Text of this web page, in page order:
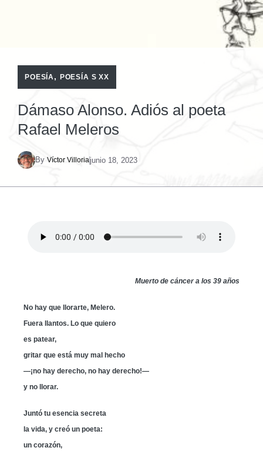
POESÍA, POESÍA S XX
Dámaso Alonso. Adiós al poeta
Rafael Meleros
By Víctor Villoriajunio 18, 2023
Muerto de cáncer a los 39 años
No hay que llorarte, Melero.
Fuera llantos. Lo que quiero
es patear,
gritar que está muy mal hecho
—¡no hay derecho, no hay derecho!—
y no llorar.
Juntó tu esencia secreta
la vida, y creó un poeta:
un corazón,